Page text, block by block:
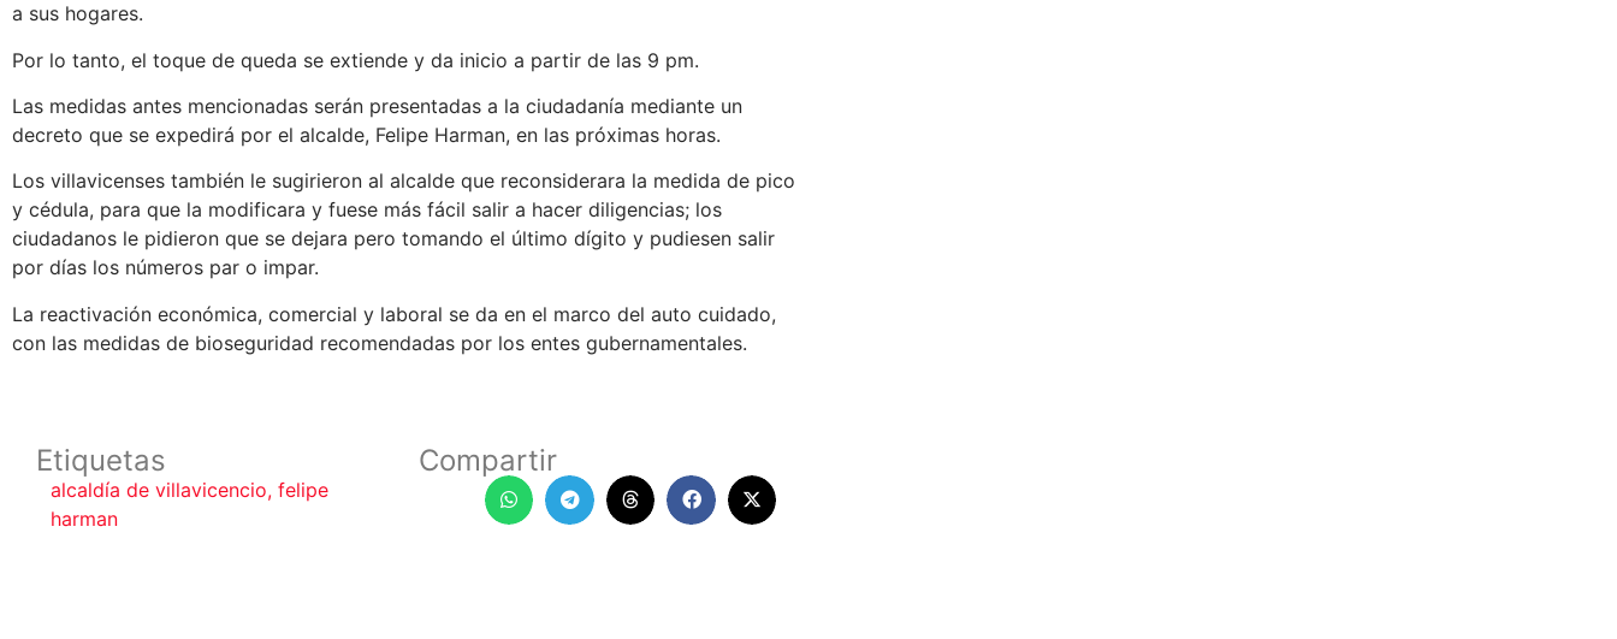
a sus hogares.
Por lo tanto, el toque de queda se extiende y da inicio a partir de las 9 pm.
Las medidas antes mencionadas serán presentadas a la ciudadanía mediante un
decreto que se expedirá por el alcalde, Felipe Harman, en las próximas horas.
Los villavicenses también le sugirieron al alcalde que reconsiderara la medida de pico
y cédula, para que la modificara y fuese más fácil salir a hacer diligencias; los
ciudadanos le pidieron que se dejara pero tomando el último dígito y pudiesen salir
por días los números par o impar.
La reactivación económica, comercial y laboral se da en el marco del auto cuidado,
con las medidas de bioseguridad recomendadas por los entes gubernamentales.
Etiquetas
alcaldía de villavicencio, felipe
harman
Compartir